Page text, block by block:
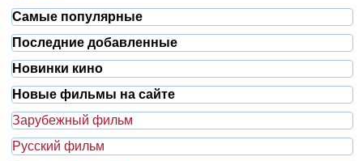
Самые популярные
Последние добавленные
Новинки кино
Новые фильмы на сайте
Зарубежный фильм
Русский фильм